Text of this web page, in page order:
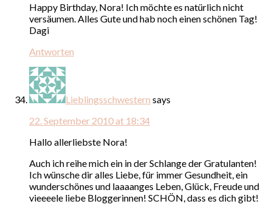
Happy Birthday, Nora! Ich möchte es natürlich nicht
versäumen. Alles Gute und hab noch einen schönen Tag!
Dagi
Antworten
Lieblingsschwestern says
22. September 2010 at 18:34
Hallo allerliebste Nora!
Auch ich reihe mich ein in der Schlange der Gratulanten!
Ich wünsche dir alles Liebe, für immer Gesundheit, ein
wunderschönes und laaaanges Leben, Glück, Freude und
vieeeele liebe Bloggerinnen! SCHÖN, dass es dich gibt!